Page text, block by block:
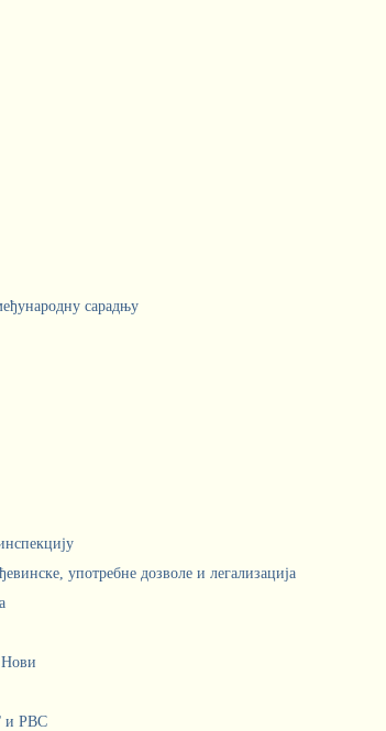
сарадњу
употребне дозволе и легализација
и РВС